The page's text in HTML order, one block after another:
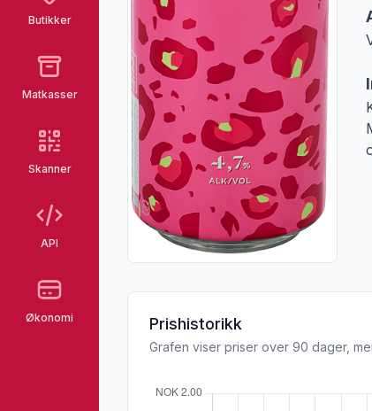
Butikker
Matkasser
Skanner
API
Økonomi Prishistorikk
Grafen viser priser over 90 dager,